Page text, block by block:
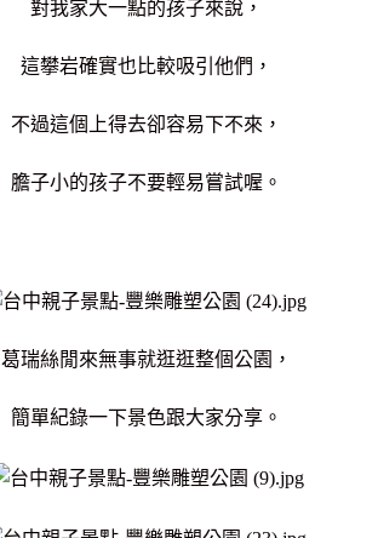
對我家大一點的孩子來說，
這攀岩確實也比較吸引他們，
不過這個上得去卻容易下不來，
膽子小的孩子不要輕易嘗試喔。
葛瑞絲閒來無事就逛逛整個公園，
簡單紀錄一下景色跟大家分享。